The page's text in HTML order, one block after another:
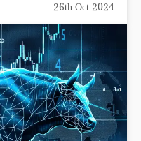
26th Oct 2024